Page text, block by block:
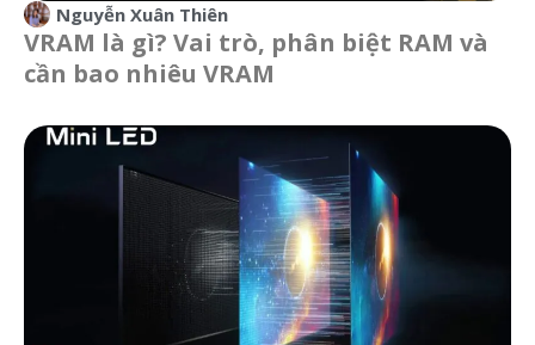
Nguyễn Xuân Thiên
VRAM là gì? Vai trò, phân biệt RAM và
cần bao nhiêu VRAM